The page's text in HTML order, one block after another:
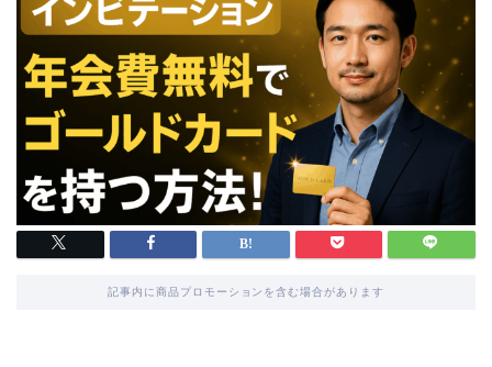
記事内に商品プロモーションを含む場合があります